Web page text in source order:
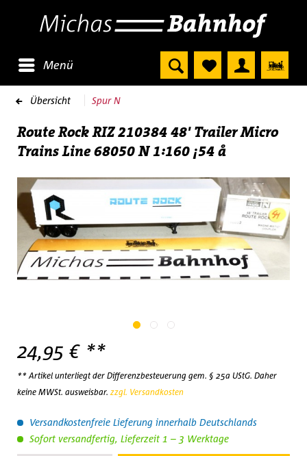
Menü
Übersicht Spur N
Route Rock RIZ 210384 48' Trailer Micro
Trains Line 68050 N 1:160 ¡54 å
24,95 € **
** Artikel unterliegt der Differenzbesteuerung gem. § 25a UStG. Daher
keine MWSt. ausweisbar. zzgl. Versandkosten
Versandkostenfreie Lieferung innerhalb Deutschlands
Sofort versandfertig, Lieferzeit 1 – 3 Werktage